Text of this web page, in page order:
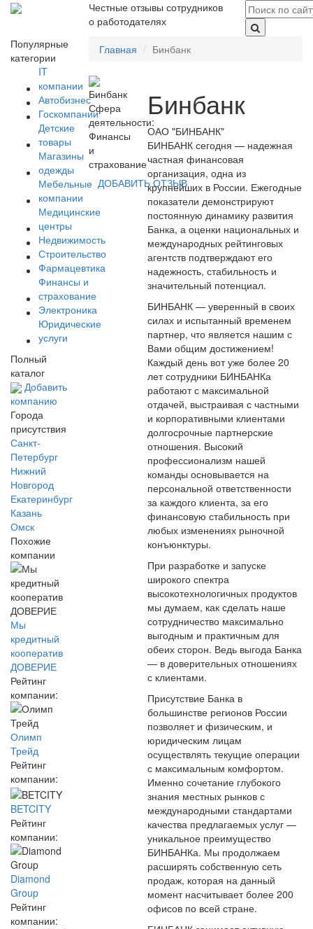
Честные отзывы сотрудников
о работодателях
Популярные
категории
IT
компании
Автобизнес
Госкомпании
Детские
товары
Магазины
одежды
Мебельные
компании
Медицинские
центры
Недвижимость
Строительство
Фармацевтика
Финансы и
страхование
Электроника
Юридические
услуги
Полный
каталог
Добавить
компанию
Города
присутствия
Санкт-
Петербург
Нижний
Новгород
Екатеринбург
Казань
Омск
Похожие
компании
Мы
кредитный
кооператив
ДОВЕРИЕ
Рейтинг
компании:
Олимп
Трейд
Рейтинг
компании:
BETCITY
Рейтинг
компании:
Diamond
Group
Рейтинг
компании:
Главная Бинбанк
Сфера
деятельности:
Финансы
и
страхование
ДОБАВИТЬ ОТЗЫВ
Бинбанк
ОАО "БИНБАНК"
БИНБАНК сегодня — надежная
частная финансовая
организация, одна из
крупнейших в России. Ежегодные
показатели демонстрируют
постоянную динамику развития
Банка, а оценки национальных и
международных рейтинговых
агентств подтверждают его
надежность, стабильность и
значительный потенциал.
БИНБАНК — уверенный в своих
силах и испытанный временем
партнер, что является нашим с
Вами общим достижением!
Каждый день вот уже более 20
лет сотрудники БИНБАНКа
работают с максимальной
отдачей, выстраивая с частными
и корпоративными клиентами
долгосрочные партнерские
отношения. Высокий
профессионализм нашей
команды основывается на
персональной ответственности
за каждого клиента, за его
финансовую стабильность при
любых изменениях рыночной
конъюнктуры.
При разработке и запуске
широкого спектра
высокотехнологичных продуктов
мы думаем, как сделать наше
сотрудничество максимально
выгодным и практичным для
обеих сторон. Ведь выгода Банка
— в доверительных отношениях
с клиентами.
Присутствие Банка в
большинстве регионов России
позволяет и физическим, и
юридическим лицам
осуществлять текущие операции
с максимальным комфортом.
Именно сочетание глубокого
знания местных рынков с
международными стандартами
качества предлагаемых услуг —
уникальное преимущество
БИНБАНКа. Мы продолжаем
расширять собственную сеть
продаж, которая на данный
момент насчитывает более 200
офисов по всей стране.